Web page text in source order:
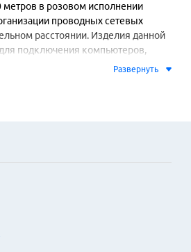
в розовом исполнении
проводных сетевых
расстоянии. Изделия данной
подключения компьютеров,
и другого оборудования к
в современные интерьерные
включает многожильные
повышает гибкость и
обеспечивают надежное
Развернуть